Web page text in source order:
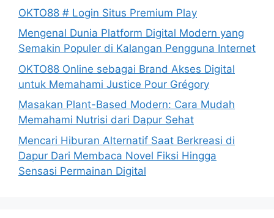
OKTO88 # Login Situs Premium Play
Mengenal Dunia Platform Digital Modern yang
Semakin Populer di Kalangan Pengguna Internet
OKTO88 Online sebagai Brand Akses Digital
untuk Memahami Justice Pour Grégory
Masakan Plant-Based Modern: Cara Mudah
Memahami Nutrisi dari Dapur Sehat
Mencari Hiburan Alternatif Saat Berkreasi di
Dapur Dari Membaca Novel Fiksi Hingga
Sensasi Permainan Digital